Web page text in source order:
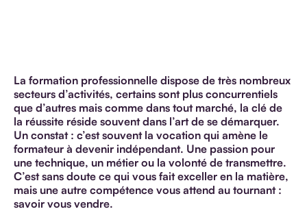
La formation professionnelle dispose de très nombreux
secteurs d’activités, certains sont plus concurrentiels
que d’autres mais comme dans tout marché, la clé de
la réussite réside souvent dans l’art de se démarquer.
Un constat : c’est souvent la vocation qui amène le
formateur à devenir indépendant. Une passion pour
une technique, un métier ou la volonté de transmettre.
C’est sans doute ce qui vous fait exceller en la matière,
mais une autre compétence vous attend au tournant :
savoir vous vendre.